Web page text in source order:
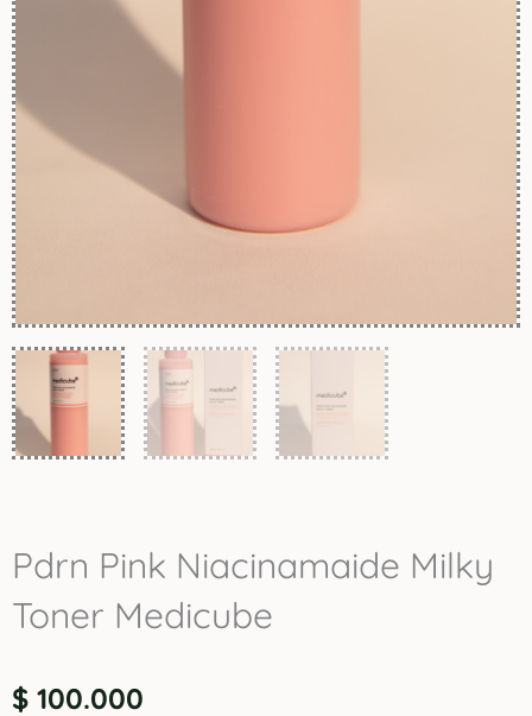
Pdrn Pink Niacinamaide Milky
Toner Medicube
$ 100.000